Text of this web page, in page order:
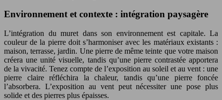
Environnement et contexte : intégration paysagère
L’intégration du muret dans son environnement est capitale. La
couleur de la pierre doit s’harmoniser avec les matériaux existants :
maison, terrasse, jardin. Une pierre de même teinte que votre maison
créera une unité visuelle, tandis qu’une pierre contrastée apportera
de la vivacité. Tenez compte de l’exposition au soleil et au vent : une
pierre claire réfléchira la chaleur, tandis qu’une pierre foncée
l’absorbera. L’exposition au vent peut nécessiter une pose plus
solide et des pierres plus épaisses.